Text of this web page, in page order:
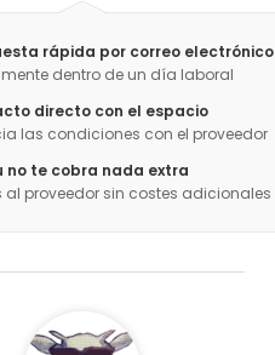
rápida por correo electrónico
dentro de un día laboral
directo con el espacio
las condiciones con el proveedor
no te cobra nada extra
al proveedor sin costes adicionales